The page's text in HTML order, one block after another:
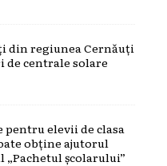
din regiunea Cernăuți
de centrale solare
pentru elevii de clasa
obține ajutorul
școlarului”